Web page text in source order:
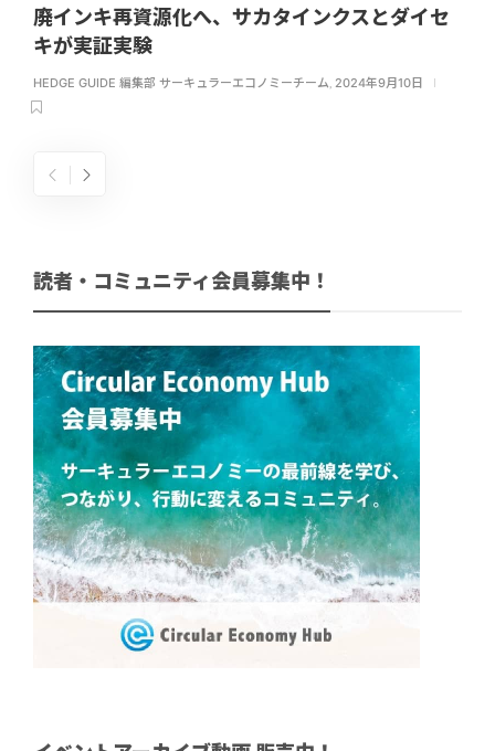
廃インキ再資源化へ、サカタインクスとダイセ
キが実証実験
HEDGE GUIDE 編集部 サーキュラーエコノミーチーム 2024年9月10日
読者・コミュニティ会員募集中！